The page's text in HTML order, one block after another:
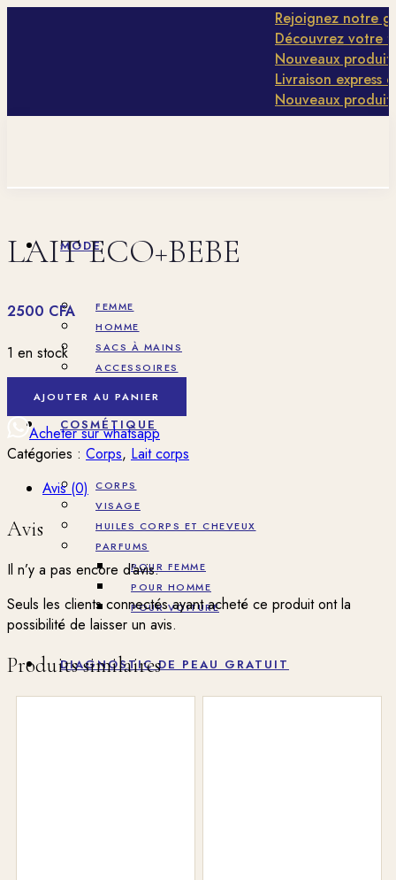
Rejoignez notre
Découvrez votre
Nouveaux
Livraison express
Nouveaux
MODE
FEMME
HOMME
SACS À MAINS
ACCESSOIRES
COSMÉTIQUE
CORPS
VISAGE
HUILES CORPS ET CHEVEUX
PARFUMS
POUR FEMME
POUR HOMME
POUR VOITURE
DIAGNOSTIC DE PEAU GRATUIT
LAIT ECO+BEBE
2500 CFA
1 en stock
LAIT
ECO+BEBE
AJOUTER AU PANIER
Acheter sur whatsapp
Catégories : Corps, Lait corps
Avis (0)
Avis
Il n’y a pas encore d’avis.
Seuls les clients connectés ayant acheté ce produit ont la
possibilité de laisser un avis.
Produits similaires